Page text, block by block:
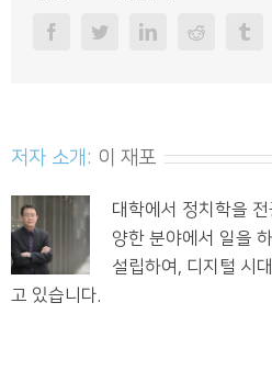
FacebookTwitterLinkedinReddit
저자 소개: 이 재포
대학에서 정치학을
양한 분야에서 일을
설립하여, 디지털 시
고 있습니다.